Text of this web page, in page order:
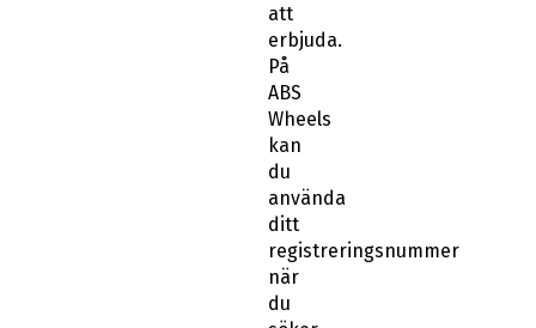
att
erbjuda.
På
ABS
Wheels
kan
du
använda
ditt
registreringsnummer
när
du